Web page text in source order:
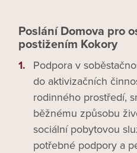
Poslání Domova pro
postižením Kokory
Podpora v
do aktivizačních
rodinného prostředí,
běžnému způsobu
sociální pobytovou
potřebné podpory a